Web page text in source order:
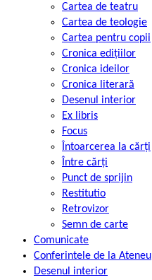
Cartea de teatru
Cartea de teologie
Cartea pentru copii
Cronica edițiilor
Cronica ideilor
Cronica literară
Desenul interior
Ex libris
Focus
Întoarcerea la cărți
Între cărți
Punct de sprijin
Restitutio
Retrovizor
Semn de carte
Comunicate
Conferintele de la Ateneu
Desenul interior